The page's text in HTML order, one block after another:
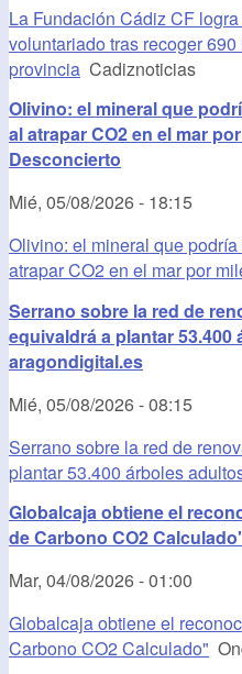
La Fundación Cádiz CF
voluntariado tras recoger
provincia Cadiznoticias
Olivino: el mineral que
al atrapar CO2 en el mar
Desconcierto
Mié, 05/08/2026 - 18:15
Olivino: el mineral que
atrapar CO2 en el mar por
Serrano sobre la red de
equivaldrá a plantar 53.400
aragondigital.es
Mié, 05/08/2026 - 08:15
Serrano sobre la red de
plantar 53.400 árboles
Globalcaja obtiene el
de Carbono CO2
Mar, 04/08/2026 - 01:00
Globalcaja obtiene el
Carbono CO2 Calculado"